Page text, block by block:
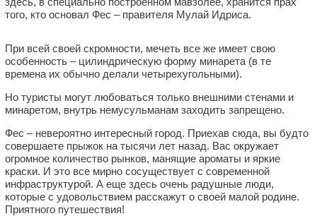
того, кто основал Фес – правителя Мулай Идриса.
При всей своей скромности, мечеть все же имеет свою
особенность – цилиндрическую форму минарета (в те
времена их обычно делали четырехугольными).
Но туристы могут любоваться только внешними стенами и
минаретом, внутрь немусульманам заходить запрещено.
Фес – невероятно интересный город. Приехав сюда, вы будто
совершаете прыжок на тысячи лет назад. Вас окружает
огромное количество рынков, манящие ароматы и яркие
краски. И это все мирно сосуществует с современной
инфраструктурой. А еще здесь очень радушные люди,
которые с удовольствием расскажут о своей малой родине.
Приятного путешествия!